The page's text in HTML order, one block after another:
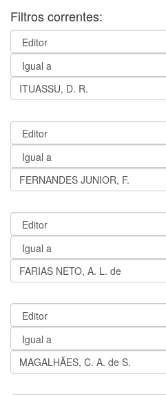
Filtros correntes: